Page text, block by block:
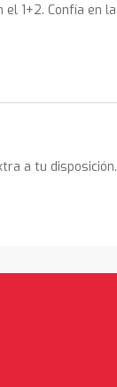
1+2. Confía en la
a tu disposición.